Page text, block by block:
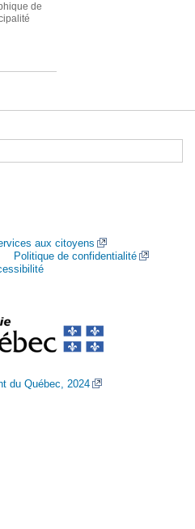
de
aux citoyens
Politique de confidentialité
du Québec, 2024